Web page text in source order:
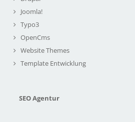
Joomla!
Typo3
OpenCms
Website Themes
Template Entwicklung
SEO Agentur